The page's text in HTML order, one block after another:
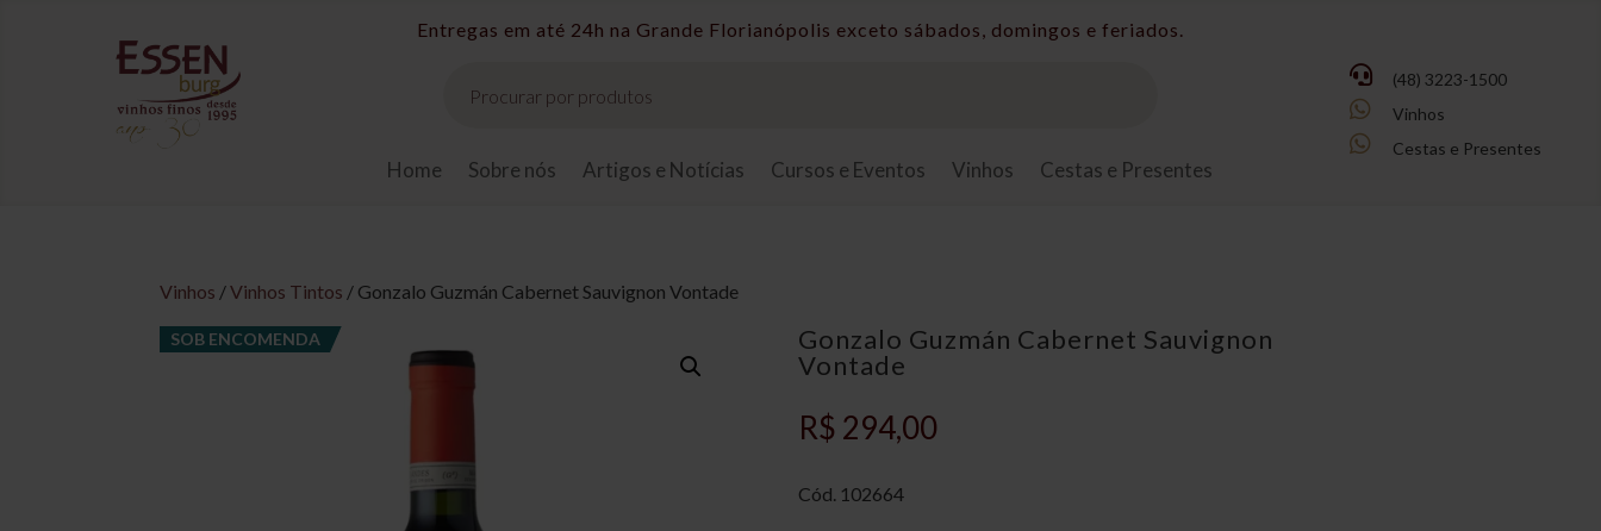
Taxas de entrega sob consulta.
produtos
Home Sobre nós Artigos e Notícias Cursos e Eventos Vinhos Cestas e Presentes
 (48) 3223-1500
 Vinhos
 Cestas e Presentes
Vinhos /Vinhos Tintos / Gonzalo Guzmán Cabernet Sauvignon Vontade
SOB ENCOMENDA
Gonzalo Guzmán Cabernet Sauvignon
Vontade
R$ 294,00
Cód. 102664